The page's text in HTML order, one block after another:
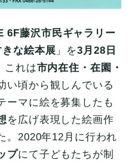
6F藤沢市民ギャラリー
な絵本展 」を3月28日
これは市内在住・在園・
い頃から観しんでいる
ーマに絵を募集したも
を広げ表現した絵画作
。2020年12月に行われ
プにて子どもたちが制